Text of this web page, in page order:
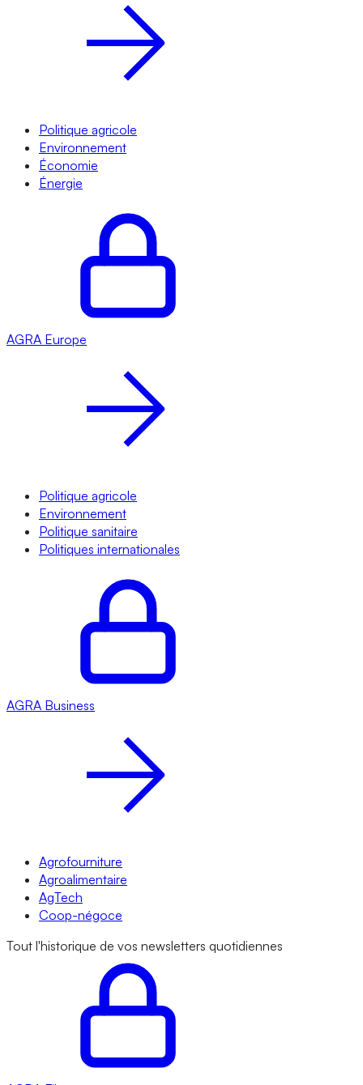
Politique agricole
Environnement
Économie
Énergie
AGRA Europe
Politique agricole
Environnement
Politique sanitaire
Politiques internationales
AGRA Business
Agrofourniture
Agroalimentaire
AgTech
Coop-négoce
Tout l'historique de vos newsletters quotidiennes